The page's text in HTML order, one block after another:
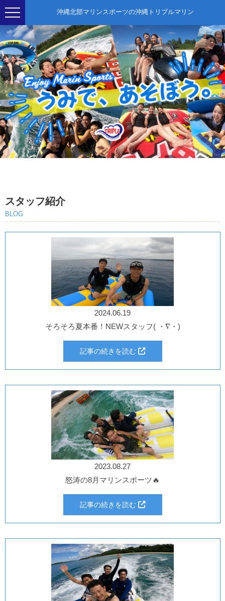
沖縄北部マリンスポーツの沖縄トリプルマリン
スタッフ紹介
BLOG
2024.06.19
そろそろ夏本番！NEWスタッフ( ・∇・)
記事の続きを読む
2023.08.27
怒涛の8月マリンスポーツ🔥
記事の続きを読む